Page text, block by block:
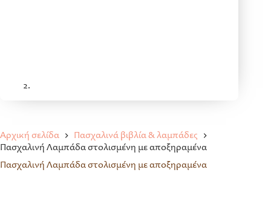
Αρχική σελίδα
Πασχαλινά βιβλία & λαμπάδες
Πασχαλινή Λαμπάδα στολισμένη με αποξηραμένα
Πασχαλινή Λαμπάδα στολισμένη με αποξηραμένα